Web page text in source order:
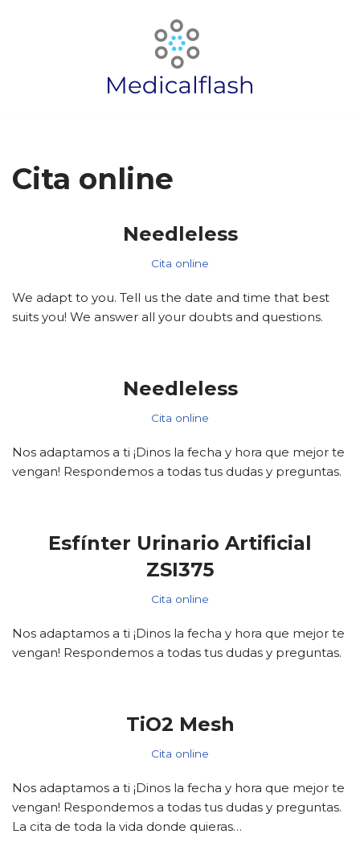
Cita online
Needleless
Cita online
We adapt to you. Tell us the date and time that best
suits you! We answer all your doubts and questions.
Needleless
Cita online
Nos adaptamos a ti ¡Dinos la fecha y hora que mejor te
vengan! Respondemos a todas tus dudas y preguntas.
Esfínter Urinario Artificial
ZSI375
Cita online
Nos adaptamos a ti ¡Dinos la fecha y hora que mejor te
vengan! Respondemos a todas tus dudas y preguntas.
TiO2 Mesh
Cita online
Nos adaptamos a ti ¡Dinos la fecha y hora que mejor te
vengan! Respondemos a todas tus dudas y preguntas.
La cita de toda la vida donde quieras…